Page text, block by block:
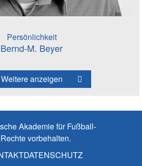
Persönlichkeit
Bernd-M. Beyer
Weitere anzeigen
Akademie für Fußball-
vorbehalten.
DATENSCHUTZ